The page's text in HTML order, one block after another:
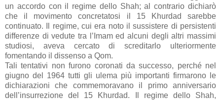
un accordo con il regime dello Shah; al contrario dichiarò
che il movimento concretatosi il 15 Khurdad sarebbe
continuato. Il regime, cui era noto il sussistere di persistenti
differenze di vedute tra l’Imam ed alcuni degli altri massimi
studiosi, aveva cercato di screditarlo ulteriormente
fomentando il dissenso a Qom.
Tali tentativi non furono coronati da successo, perché nel
giugno del 1964 tutti gli ulema più importanti firmarono le
dichiarazioni che commemoravano il primo anniversario
dell’insurrezione del 15 Khurdad. Il regime dello Shah,